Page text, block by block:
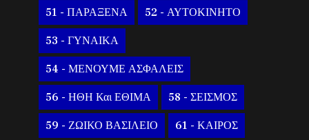
51 - ΠΑΡΑΞΕΝΑ 52 - ΑΥΤΟΚΙΝΗΤΟ
53 - ΓΥΝΑΙΚΑ
54 - ΜΕΝΟΥΜΕ ΑΣΦΑΛΕΙΣ
56 - ΗΘΗ Και ΕΘΙΜΑ 58 - ΣΕΙΣΜΟΣ
59 - ΖΩΙΚΟ ΒΑΣΙΛΕΙΟ 61 - ΚΑΙΡΟΣ